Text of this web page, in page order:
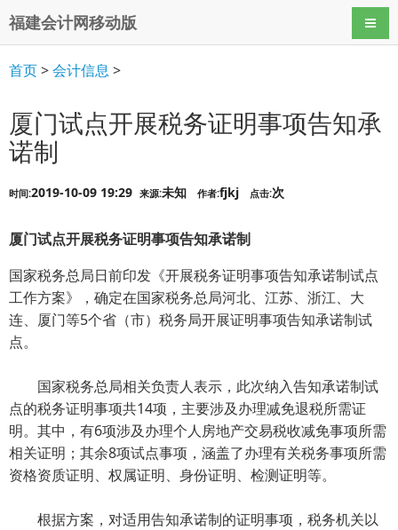
福建会计网移动版 导航
首页>会计信息 >
厦门试点开展税务证明事项告知承
诺制
时间:2019-10-09 19:29 来源:未知 作者:fjkj 点击:次
厦门试点开展税务证明事项告知承诺制
国家税务总局日前印发《开展税务证明事项告知承诺制试点
工作方案》，确定在国家税务总局河北、江苏、浙江、大
连、厦门等5个省（市）税务局开展证明事项告知承诺制试
点。
国家税务总局相关负责人表示，此次纳入告知承诺制试
点的税务证明事项共14项，主要涉及办理减免退税所需证
明。其中，有6项涉及办理个人房地产交易税收减免事项所需
相关证明；其余8项试点事项，涵盖了办理有关税务事项所需
资格资质证明、权属证明、身份证明、检测证明等。
根据方案，对适用告知承诺制的证明事项，税务机关以